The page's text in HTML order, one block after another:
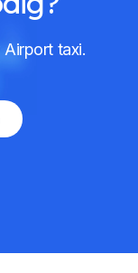
Airport taxi.